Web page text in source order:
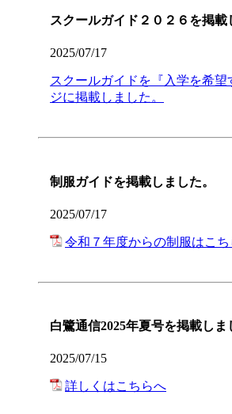
スクールガイド２０２６を掲載
2025/07/17
スクールガイドを『入学を希望
ジに掲載しました。
制服ガイドを掲載しました。
2025/07/17
令和７年度からの制服はこ
白鷺通信2025年夏号を掲載しま
2025/07/15
詳しくはこちらへ